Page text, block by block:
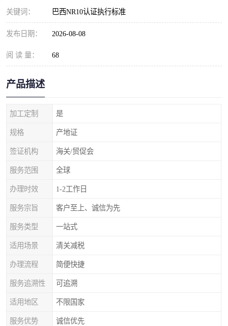
关键词： 巴西NR10认证执行标准
发布日期： 2026-08-08
阅 读 量： 68
产品描述
加工定制 是
规格 产地证
签证机构 海关/贸促会
服务范围 全球
办理时效 1-2工作日
服务宗旨 客户至上、诚信为先
服务类型 一站式
适用场景 清关减税
办理流程 简便快捷
服务追溯性 可追溯
适用地区 不限国家
服务优势 诚信优先